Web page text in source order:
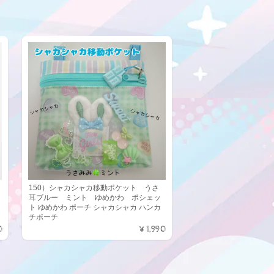
150）シャカシャカ移動ポケット うさ
耳ブルー ミント ゆめかわ ポシェッ
ト ゆめかわ ポーチ シャカシャカ ハンカ
チポーチ
¥1,990